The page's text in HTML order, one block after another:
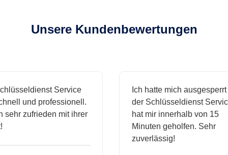
Unsere Kundenbewertungen
Service
und professionell.
zufrieden mit ihrer
Ich hatte mich ausgesperrt
der Schlüsseldienst Service
hat mir innerhalb von 15
Minuten geholfen. Sehr
zuverlässig!